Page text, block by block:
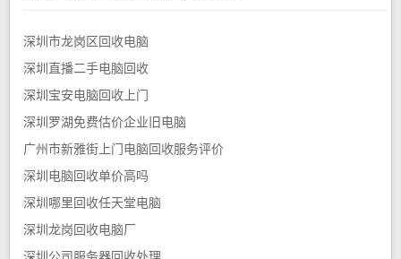
深圳市龙岗区回收电脑
深圳直播二手电脑回收
深圳宝安电脑回收上门
深圳罗湖免费估价企业旧电脑
广州市新雅街上门电脑回收服务评价
深圳电脑回收单价高吗
深圳哪里回收任天堂电脑
深圳龙岗回收电脑厂